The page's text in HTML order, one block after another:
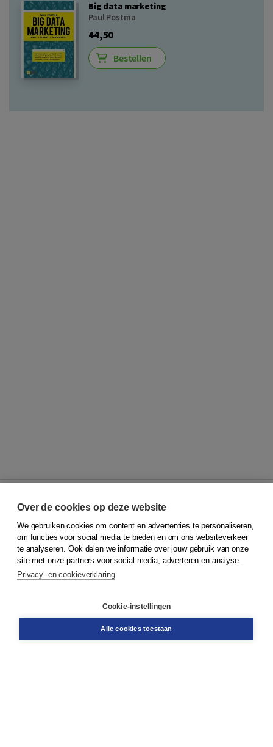
Big data marketing
Paul Postma
44,50
Bestellen
© 2026Koninklijke Boom uitgevers
Klantenservice
Service & informatie
Contact
Over de cookies op deze website
We gebruiken cookies om content en advertenties te personaliseren,
om functies voor social media te bieden en om ons websiteverkeer
te analyseren. Ook delen we informatie over jouw gebruik van onze
site met onze partners voor social media, adverteren en analyse.
Privacy- en cookieverklaring
Cookie-instellingen
Alle cookies toestaan